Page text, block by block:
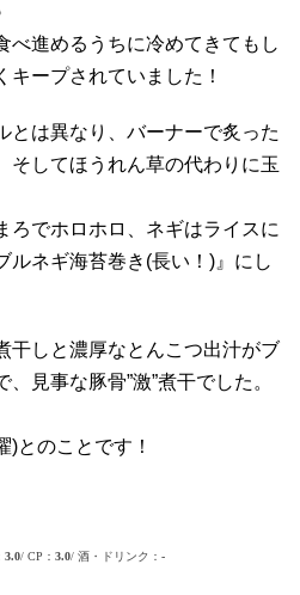
べ進めるうちに冷めてきてもし
キープされていました！
とは異なり、バーナーで炙った
そしてほうれん草の代わりに玉
ろでホロホロ、ネギはライスに
ルネギ海苔巻き(長い！)』にし
干しと濃厚なとんこつ出汁がブ
見事な豚骨”激”煮干でした。
)とのことです！